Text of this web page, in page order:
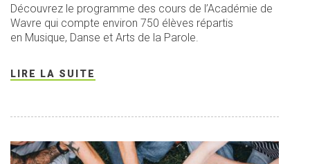
Découvrez le programme des cours de l’Académie de
Wavre qui compte environ 750 élèves répartis
en Musique, Danse et Arts de la Parole.
LIRE LA SUITE